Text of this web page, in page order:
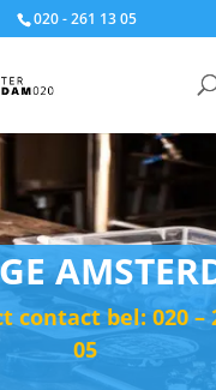
020 - 261 13 05
contact bel: 020 –
05